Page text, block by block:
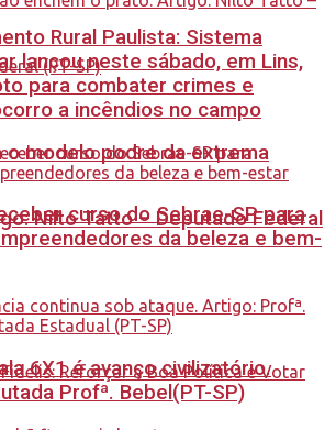
o modelo podre da extrema
Nilto Tatto – Deputado Federal
Rural Paulista: Sistema
lançou neste sábado, em Lins,
para combater crimes e
a incêndios no campo
curso do Sebrae-SP para
da beleza e bem-
6X1 é avanço civilizatório.
Profª. Bebel(PT-SP)